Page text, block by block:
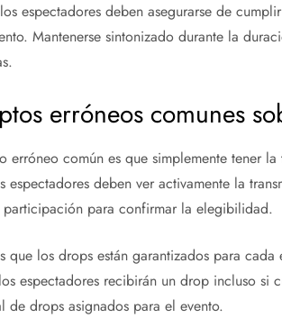
espectadores deben asegurarse de
Mantenerse sintonizado durante la
erróneos comunes
erróneo común es que simplemente tener
espectadores deben ver activamente la
participación para confirmar la elegibilidad.
que los drops están garantizados para
espectadores recibirán un drop incluso si
de drops asignados para el evento.